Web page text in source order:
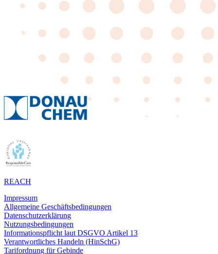
REACH
Impressum
Allgemeine Geschäftsbedingungen
Datenschutzerklärung
Nutzungsbedingungen
Informationspflicht laut DSGVO Artikel 13
Verantwortliches Handeln (HinSchG)
Tarifordnung für Gebinde